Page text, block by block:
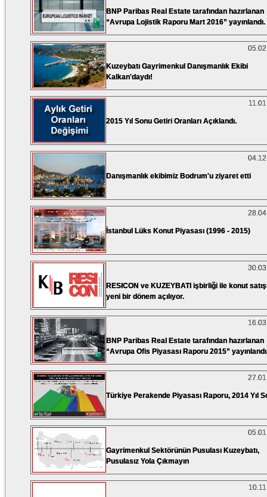
BNP Paribas Real Estate tarafından hazırlanan
“Avrupa Lojistik Raporu Mart 2016” yayınlandı.
Kuzeybatı Gayrimenkul Danışmanlık Ekibi
Kalkan'daydı!
2015 Yıl Sonu Getiri Oranları Açıklandı.
Danışmanlık ekibimiz Bodrum'u ziyaret etti
İstanbul Lüks Konut Piyasası (1996 - 2015)
RESICON ve KUZEYBATI işbirliği ile konut
yeni bir dönem açılıyor.
BNP Paribas Real Estate tarafından hazırlanan
“Avrupa Ofis Piyasası Raporu 2015”
Türkiye Perakende Piyasası Raporu, 2014 Yıl
Gayrimenkul Sektörünün Pusulası Kuzeybatı,
Pusulasız Yola Çıkmayın